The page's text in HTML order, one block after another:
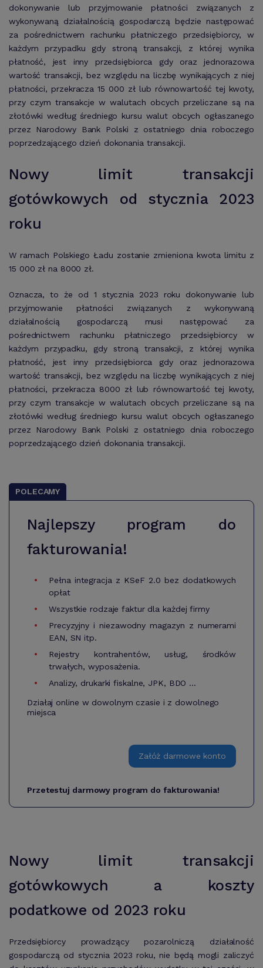
dokonywanie lub przyjmowanie płatności związanych z
wykonywaną działalnością gospodarczą będzie następować
za pośrednictwem rachunku płatniczego przedsiębiorcy, w
każdym przypadku gdy stroną transakcji, z której wynika
płatność, jest inny przedsiębiorca gdy oraz jednorazowa
wartość transakcji, bez względu na liczbę wynikających z niej
płatności, przekracza 15 000 zł lub równowartość tej kwoty,
przy czym transakcje w walutach obcych przeliczane są na
złotówki według średniego kursu walut obcych ogłaszanego
przez Narodowy Bank Polski z ostatniego dnia roboczego
poprzedzającego dzień dokonania transakcji.
Nowy limit transakcji
gotówkowych od stycznia 2023
roku
W ramach Polskiego Ładu zostanie zmieniona kwota limitu z
15 000 zł na 8000 zł.
Oznacza, to że od 1 stycznia 2023 roku dokonywanie lub
przyjmowanie płatności związanych z wykonywaną
działalnością gospodarczą musi następować za
pośrednictwem rachunku płatniczego przedsiębiorcy w
każdym przypadku, gdy stroną transakcji, z której wynika
płatność, jest inny przedsiębiorca gdy oraz jednorazowa
wartość transakcji, bez względu na liczbę wynikających z niej
płatności, przekracza 8000 zł lub równowartość tej kwoty,
przy czym transakcje w walutach obcych przeliczane są na
złotówki według średniego kursu walut obcych ogłaszanego
przez Narodowy Bank Polski z ostatniego dnia roboczego
poprzedzającego dzień dokonania transakcji.
POLECAMY
Najlepszy program do
fakturowania!
Pełna integracja z KSeF 2.0 bez dodatkowych
opłat
Wszystkie rodzaje faktur dla każdej firmy
Precyzyjny i niezawodny magazyn z numerami
EAN, SN itp.
Rejestry kontrahentów, usług, środków
trwałych, wyposażenia.
Analizy, drukarki fiskalne, JPK, BDO ...
Działaj online w dowolnym czasie i z dowolnego
miejsca
Załóż darmowe konto
Przetestuj darmowy program do fakturowania!
Nowy limit transakcji
gotówkowych a koszty
podatkowe od 2023 roku
Przedsiębiorcy prowadzący pozarolniczą działalność
gospodarczą od stycznia 2023 roku, nie będą mogli zaliczyć